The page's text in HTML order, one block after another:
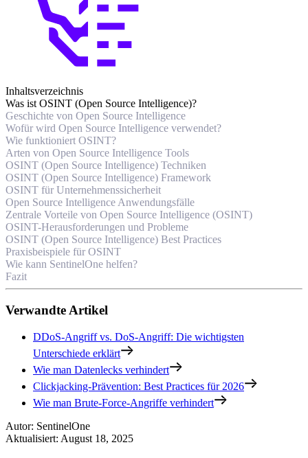
Inhaltsverzeichnis
Was ist OSINT (Open Source Intelligence)?
Geschichte von Open Source Intelligence
Wofür wird Open Source Intelligence verwendet?
Wie funktioniert OSINT?
Arten von Open Source Intelligence Tools
OSINT (Open Source Intelligence) Techniken
OSINT (Open Source Intelligence) Framework
OSINT für Unternehmenssicherheit
Open Source Intelligence Anwendungsfälle
Zentrale Vorteile von Open Source Intelligence (OSINT)
OSINT-Herausforderungen und Probleme
OSINT (Open Source Intelligence) Best Practices
Praxisbeispiele für OSINT
Wie kann SentinelOne helfen?
Fazit
Verwandte Artikel
DDoS-Angriff vs. DoS-Angriff: Die wichtigsten
Unterschiede erklärt
Wie man Datenlecks verhindert
Clickjacking-Prävention: Best Practices für 2026
Wie man Brute-Force-Angriffe verhindert
Autor: SentinelOne
Aktualisiert: August 18, 2025